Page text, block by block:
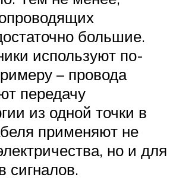
большие.
используют по-
– провода
передачу
из одной точки в
применяют не
но и для
сигналов.